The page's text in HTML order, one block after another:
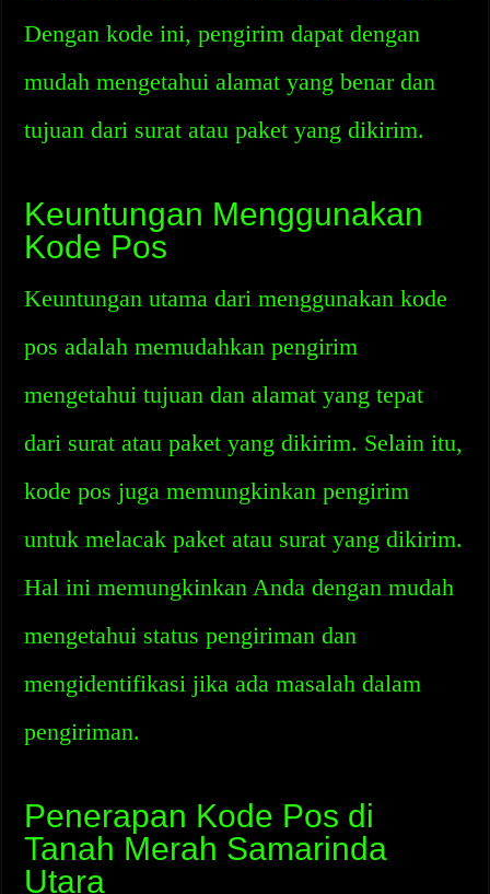
Dengan kode ini, pengirim dapat dengan
mudah mengetahui alamat yang benar dan
tujuan dari surat atau paket yang dikirim.
Keuntungan Menggunakan
Kode Pos
Keuntungan utama dari menggunakan kode
pos adalah memudahkan pengirim
mengetahui tujuan dan alamat yang tepat
dari surat atau paket yang dikirim. Selain itu,
kode pos juga memungkinkan pengirim
untuk melacak paket atau surat yang dikirim.
Hal ini memungkinkan Anda dengan mudah
mengetahui status pengiriman dan
mengidentifikasi jika ada masalah dalam
pengiriman.
Penerapan Kode Pos di
Tanah Merah Samarinda
Utara